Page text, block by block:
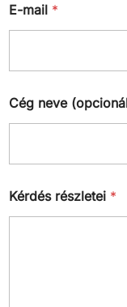
E-mail *
Cég neve
Kérdés részletei *